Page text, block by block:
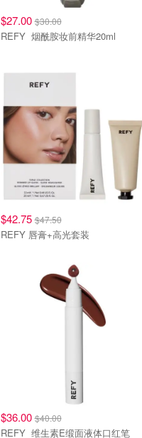
$27.00$30.00
REFY 烟酰胺妆前精华20ml
$42.75$47.50
REFY 唇膏+高光套装
$36.00$40.00
REFY 维生素E缎面液体口红笔